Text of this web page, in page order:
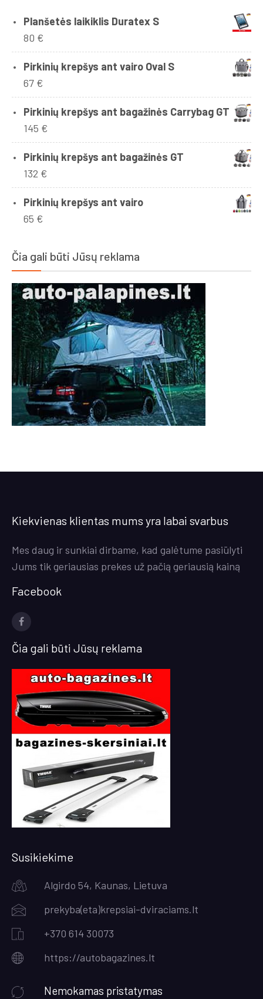
Planšetės laikiklis Duratex S
80 €
Pirkinių krepšys ant vairo Oval S
67 €
Pirkinių krepšys ant bagažinės Carrybag GT
145 €
Pirkinių krepšys ant bagažinės GT
132 €
Pirkinių krepšys ant vairo
65 €
Čia gali būti Jūsų reklama
Kiekvienas klientas mums yra labai svarbus
Mes daug ir sunkiai dirbame, kad galėtume pasiūlyti
Jums tik geriausias prekes už pačią geriausią kainą
Facebook
Čia gali būti Jūsų reklama
Susikiekime
Algirdo 54, Kaunas, Lietuva
prekyba(eta)krepsiai-dviraciams.lt
+370 614 30073
https://autobagazines.lt
Nemokamas pristatymas